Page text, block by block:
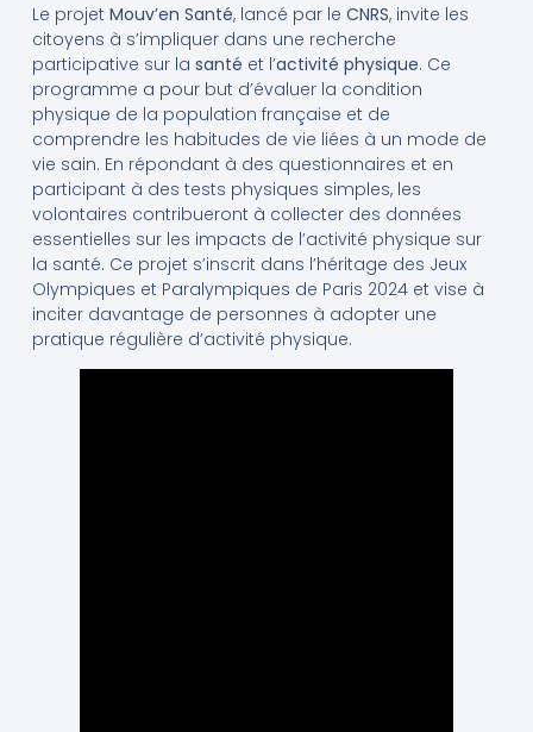
Le projet Mouv’en Santé, lancé par le CNRS, invite les
citoyens à s’impliquer dans une recherche
participative sur la santé et l’activité physique. Ce
programme a pour but d’évaluer la condition
physique de la population française et de
comprendre les habitudes de vie liées à un mode de
vie sain. En répondant à des questionnaires et en
participant à des tests physiques simples, les
volontaires contribueront à collecter des données
essentielles sur les impacts de l’activité physique sur
la santé. Ce projet s’inscrit dans l’héritage des Jeux
Olympiques et Paralympiques de Paris 2024 et vise à
inciter davantage de personnes à adopter une
pratique régulière d’activité physique.